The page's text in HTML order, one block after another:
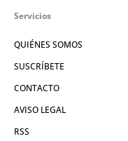
Servicios
QUIÉNES SOMOS
SUSCRÍBETE
CONTACTO
AVISO LEGAL
RSS